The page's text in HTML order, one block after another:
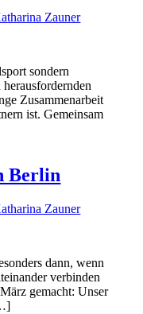
Zauner
sondern
Zusammenarbeit
ist. Gemeinsam
Berlin
Zauner
dann, wenn
verbinden
gemacht: Unser